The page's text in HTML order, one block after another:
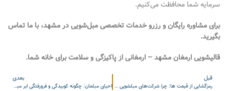
سرمایه شما محافظت می‌کنیم.
برای مشاوره رایگان و رزرو خدمات تخصصی مبل‌شویی در مشهد، با ما تماس
بگیرید.
قالیشویی ارمغان مشهد – ارمغانی از پاکیزگی و سلامت برای خانه شما.
قبل
رمزگشایی از قیمت ها: چرا شرکت‌های مبلشویی در مشهد تعرفه‌های متفاوتی دارند؟
بعدی
احیای مبلمان: چگونه کوبیدگی و فرورفتگی ابر مبل را از بین ببریم؟